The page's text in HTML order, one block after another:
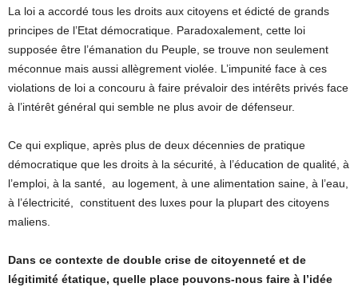
La loi a accordé tous les droits aux citoyens et édicté de grands
principes de l’Etat démocratique. Paradoxalement, cette loi
supposée être l’émanation du Peuple, se trouve non seulement
méconnue mais aussi allègrement violée. L’impunité face à ces
violations de loi a concouru à faire prévaloir des intérêts privés face
à l’intérêt général qui semble ne plus avoir de défenseur.
Ce qui explique, après plus de deux décennies de pratique
démocratique que les droits à la sécurité, à l’éducation de qualité, à
l’emploi, à la santé, au logement, à une alimentation saine, à l’eau,
à l’électricité, constituent des luxes pour la plupart des citoyens
maliens.
Dans ce contexte de double crise de citoyenneté et de
légitimité étatique, quelle place pouvons-nous faire à l’idée